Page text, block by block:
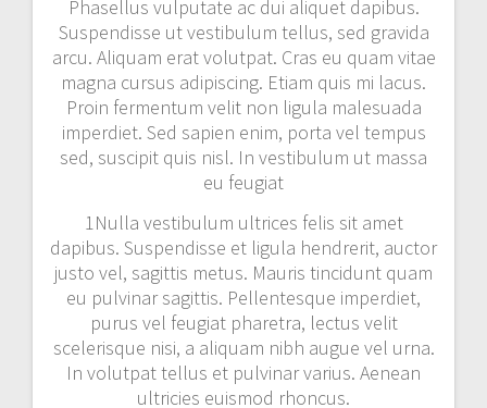
Phasellus vulputate ac dui aliquet dapibus.
Suspendisse ut vestibulum tellus, sed gravida
arcu. Aliquam erat volutpat. Cras eu quam vitae
magna cursus adipiscing. Etiam quis mi lacus.
Proin fermentum velit non ligula malesuada
imperdiet. Sed sapien enim, porta vel tempus
sed, suscipit quis nisl. In vestibulum ut massa
eu feugiat
1Nulla vestibulum ultrices felis sit amet
dapibus. Suspendisse et ligula hendrerit, auctor
justo vel, sagittis metus. Mauris tincidunt quam
eu pulvinar sagittis. Pellentesque imperdiet,
purus vel feugiat pharetra, lectus velit
scelerisque nisi, a aliquam nibh augue vel urna.
In volutpat tellus et pulvinar varius. Aenean
ultricies euismod rhoncus.